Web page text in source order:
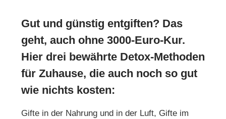
Gut und günstig entgiften? Das
geht, auch ohne 3000-Euro-Kur.
Hier drei bewährte Detox-Methoden
für Zuhause, die auch noch so gut
wie nichts kosten:
Gifte in der Nahrung und in der Luft, Gifte im